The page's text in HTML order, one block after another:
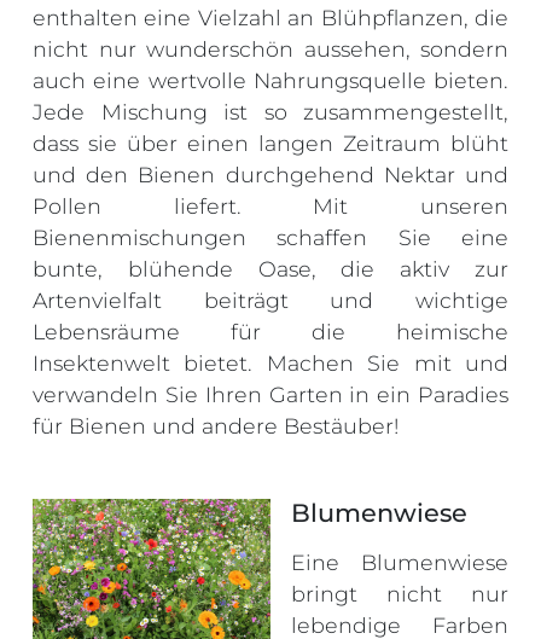
enthalten eine Vielzahl an Blühpflanzen, die
nicht nur wunderschön aussehen, sondern
auch eine wertvolle Nahrungsquelle bieten.
Jede Mischung ist so zusammengestellt,
dass sie über einen langen Zeitraum blüht
und den Bienen durchgehend Nektar und
Pollen liefert. Mit unseren
Bienenmischungen schaffen Sie eine
bunte, blühende Oase, die aktiv zur
Artenvielfalt beiträgt und wichtige
Lebensräume für die heimische
Insektenwelt bietet. Machen Sie mit und
verwandeln Sie Ihren Garten in ein Paradies
für Bienen und andere Bestäuber!
Blumenwiese
Eine Blumenwiese
bringt nicht nur
lebendige Farben